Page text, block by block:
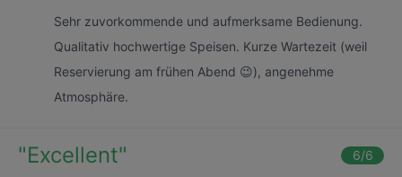
Sehr zuvorkommende und aufmerksame Bedienung.
Qualitativ hochwertige Speisen. Kurze Wartezeit (weil
Reservierung am frühen Abend 😉), angenehme
Atmosphäre.
"Excellent" 6/6